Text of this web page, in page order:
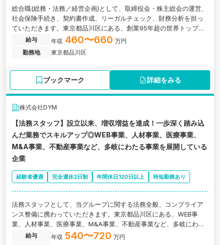
総合職(総務・法務／経営企画)として、取締役会・株主総会の運営、
社会保険手続き、契約書作成、リーガルチェック、財務分析を担っ
ていただきます。東京都品川区にある、創業95年超の世界トップク
ラスのシェアを誇るゴムロール・ゴムブランケットメーカーの求人
です。
給与 年収 460〜660 万円
勤務地
東京都品川区
ブックマーク 詳細をみる
株式会社DYM
【法務スタッフ】設立以来、増収増益を達成！一歩深く踏み込
んだ業務でスキルアップ◎WEB事業、人材事業、医療事業、
M&A事業、不動産事業など、多岐にわたる事業を展開している
企業
経験者優遇 完全週休2日制 年間休日120日以上 時短勤務あり
法務スタッフとして、当グループに関する法務全般、コンプライア
ンス整備に携わっていただきます。東京都品川区にある、WEB事
業、人材事業、医療事業、M&A事業、不動産事業など、多岐にわた
る事業を展開している企業の求人です。
給与 年収 540〜720 万円